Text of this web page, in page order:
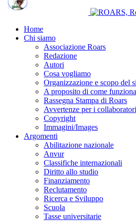
Home
Chi siamo
Associazione Roars
Redazione
Autori
Cosa vogliamo
Organizzazione e scopo del
A proposito di come
Rassegna Stampa di Roars
Avvertenze per i collaboratori
Copyright
Immagini/Images
Argomenti
Abilitazione nazionale
Anvur
Classifiche internazionali
Diritto allo studio
Finanziamento
Reclutamento
Ricerca e Sviluppo
Scuola
Tasse universitarie